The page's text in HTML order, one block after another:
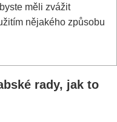
měli zvážit
nějakého způsobu
rady,​ jak to